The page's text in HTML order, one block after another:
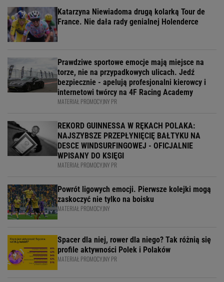
Katarzyna Niewiadoma drugą kolarką Tour de
France. Nie dała rady genialnej Holenderce
Prawdziwe sportowe emocje mają miejsce na
torze, nie na przypadkowych ulicach. Jedź
bezpiecznie - apelują profesjonalni kierowcy i
internetowi twórcy na 4F Racing Academy
MATERIAŁ PROMOCYJNY PR
REKORD GUINNESSA W RĘKACH POLAKA:
NAJSZYBSZE PRZEPŁYNIĘCIĘ BAŁTYKU NA
DESCE WINDSURFINGOWEJ - OFICJALNIE
WPISANY DO KSIĘGI
MATERIAŁ PROMOCYJNY PR
Powrót ligowych emocji. Pierwsze kolejki mogą
zaskoczyć nie tylko na boisku
MATERIAŁ PROMOCYJNY
Spacer dla niej, rower dla niego? Tak różnią się
profile aktywności Polek i Polaków
MATERIAŁ PROMOCYJNY PR